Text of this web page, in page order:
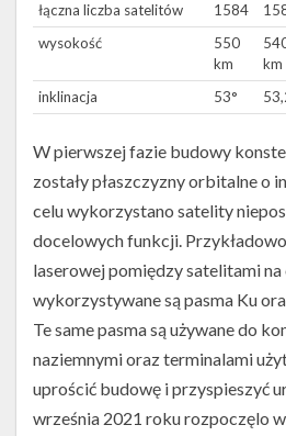
łączna liczba satelitów 1584
wysokość
550
km
km
inklinacja
53°
W pierwszej fazie budowy
zostały płaszczyzny orbitalne o
celu wykorzystano satelity
docelowych funkcji.
laserowej pomiędzy satelitami
wykorzystywane są pasma Ku
Te same pasma są używane do
naziemnymi oraz terminalami
uprościć budowę i przyspieszyć
września 2021 roku rozpoczęlo